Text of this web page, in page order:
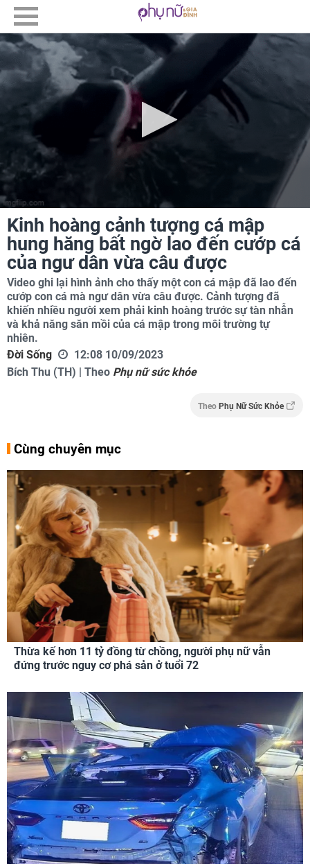
Kinh hoàng cảnh tượng cá mập
hung hăng bất ngờ lao đến cướp cá
của ngư dân vừa câu được
Video ghi lại hình ảnh cho thấy một con cá mập đã lao đến
cướp con cá mà ngư dân vừa câu được. Cảnh tượng đã
khiến nhiều người xem phải kinh hoàng trước sự tàn nhẫn
và khả năng săn mồi của cá mập trong môi trường tự
nhiên.
Đời Sống
12:08 10/09/2023
Bích Thu (TH) | Theo Phụ nữ sức khỏe
Theo Phụ Nữ Sức Khỏe
Cùng chuyên mục
Thừa kế hơn 11 tỷ đồng từ chồng, người phụ nữ vẫn
đứng trước nguy cơ phá sản ở tuổi 72